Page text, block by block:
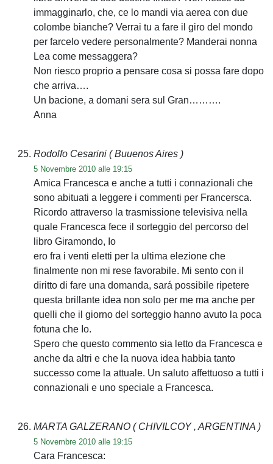
immagginarlo, che, ce lo mandi via aerea con due
colombe bianche? Verrai tu a fare il giro del mondo
per farcelo vedere personalmente? Manderai nonna
Lea come messaggera?
Non riesco proprio a pensare cosa si possa fare dopo
che arriva….
Un bacione, a domani sera sul Gran……….
Anna
Rodolfo Cesarini ( Buuenos Aires )
5 Novembre 2010 alle 19:15
Amica Francesca e anche a tutti i connazionali che
sono abituati a leggere i commenti per Francersca.
Ricordo attraverso la trasmissione televisiva nella
quale Francesca fece il sorteggio del percorso del
libro Giramondo, Io
ero fra i venti eletti per la ultima elezione che
finalmente non mi rese favorabile. Mi sento con il
diritto di fare una domanda, sará possibile ripetere
questa brillante idea non solo per me ma anche per
quelli che il giorno del sorteggio hanno avuto la poca
fotuna che Io.
Spero che questo commento sia letto da Francesca e
anche da altri e che la nuova idea habbia tanto
successo come la attuale. Un saluto affettuoso a tutti i
connazionali e uno speciale a Francesca.
MARTA GALZERANO ( CHIVILCOY , ARGENTINA )
5 Novembre 2010 alle 19:15
Cara Francesca: